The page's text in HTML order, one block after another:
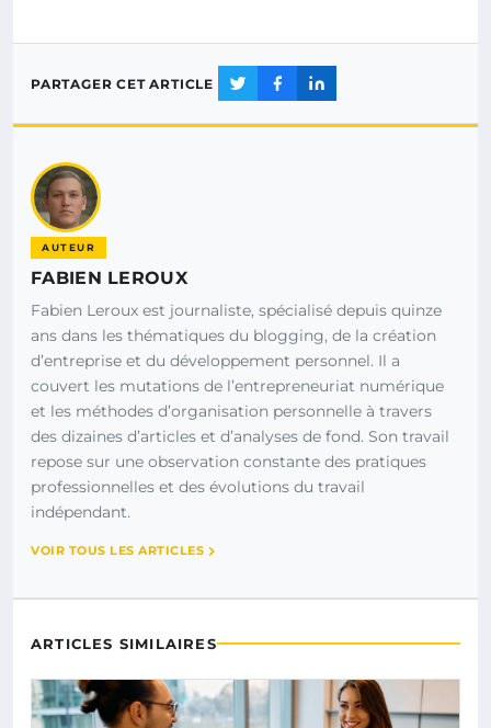
PARTAGER CET ARTICLE
AUTEUR
FABIEN LEROUX
Fabien Leroux est journaliste, spécialisé depuis quinze
ans dans les thématiques du blogging, de la création
d’entreprise et du développement personnel. Il a
couvert les mutations de l’entrepreneuriat numérique
et les méthodes d’organisation personnelle à travers
des dizaines d’articles et d’analyses de fond. Son travail
repose sur une observation constante des pratiques
professionnelles et des évolutions du travail
indépendant.
VOIR TOUS LES ARTICLES
ARTICLES SIMILAIRES